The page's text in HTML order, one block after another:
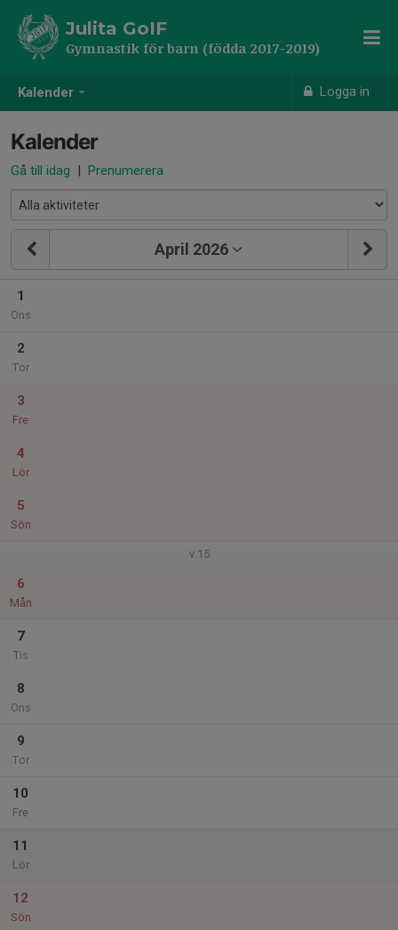
Kalender Logga in
Julita GoIF
Gymnastik för barn (födda 2017-2019)
Kalender
Gå till idag | Prenumerera
April 2026
1
Ons
2
Tor
3
Fre
4
Lör
5
Sön
v.15
6
Mån
7
Tis
8
Ons
9
Tor
10
Fre
11
Lör
12
Sön